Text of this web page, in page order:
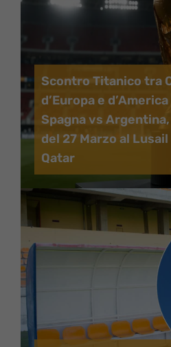
Scontro Titanico tra
d’Europa e
Spagna vs
del 27 Marzo al
Qatar